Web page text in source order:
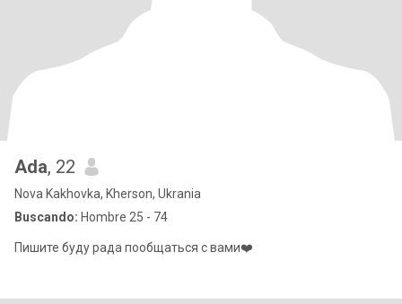
Ada, 22
Nova Kakhovka, Kherson, Ukrania
Buscando: Hombre 25 - 74
Пишите буду рада пообщаться с вами❤️